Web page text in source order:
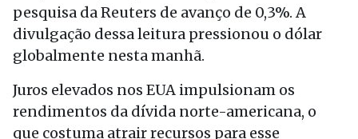
pesquisa da Reuters de avanço de 0,3%. A
divulgação dessa leitura pressionou o dólar
globalmente nesta manhã.
Juros elevados nos EUA impulsionam os
rendimentos da dívida norte-americana, o
que costuma atrair recursos para esse